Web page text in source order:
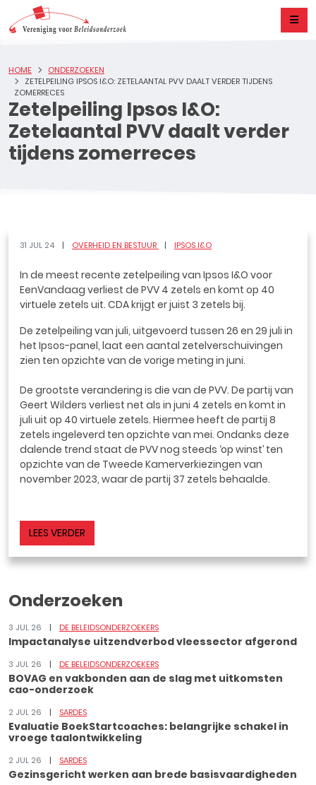
Zetelpeiling Ipsos I&O:
Zetelaantal PVV daalt verder
tijdens zomerreces
HOME
ONDERZOEKEN
ZETELPEILING IPSOS I&O: ZETELAANTAL PVV DAALT VERDER TIJDENS
ZOMERRECES
31 JUL 24 OVERHEID EN BESTUUR IPSOS I&O
In de meest recente zetelpeiling van Ipsos I&O voor
EenVandaag verliest de PVV 4 zetels en komt op 40
virtuele zetels uit. CDA krijgt er juist 3 zetels bij.
De zetelpeiling van juli, uitgevoerd tussen 26 en 29 juli in
het Ipsos-panel, laat een aantal zetelverschuivingen
zien ten opzichte van de vorige meting in juni.
De grootste verandering is die van de PVV. De partij van
Geert Wilders verliest net als in juni 4 zetels en komt in
juli uit op 40 virtuele zetels. Hiermee heeft de partij 8
zetels ingeleverd ten opzichte van mei. Ondanks deze
dalende trend staat de PVV nog steeds ‘op winst’ ten
opzichte van de Tweede Kamerverkiezingen van
november 2023, waar de partij 37 zetels behaalde.
LEES VERDER
Onderzoeken
3 JUL 26 DE BELEIDSONDERZOEKERS
Impactanalyse uitzendverbod vleessector afgerond
3 JUL 26 DE BELEIDSONDERZOEKERS
BOVAG en vakbonden aan de slag met uitkomsten
cao-onderzoek
2 JUL 26 SARDES
Evaluatie BoekStartcoaches: belangrijke schakel in
vroege taalontwikkeling
2 JUL 26 SARDES
Gezinsgericht werken aan brede basisvaardigheden